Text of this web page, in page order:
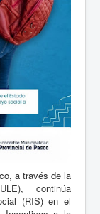
a través de la
continúa
(RIS) en el